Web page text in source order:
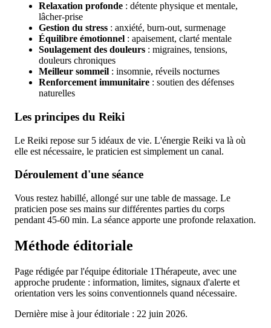
Relaxation profonde : détente physique et mentale,
lâcher-prise
Gestion du stress : anxiété, burn-out, surmenage
Équilibre émotionnel : apaisement, clarté mentale
Soulagement des douleurs : migraines, tensions,
douleurs chroniques
Meilleur sommeil : insomnie, réveils nocturnes
Renforcement immunitaire : soutien des défenses
naturelles
Les principes du Reiki
Le Reiki repose sur 5 idéaux de vie. L'énergie Reiki va là où
elle est nécessaire, le praticien est simplement un canal.
Déroulement d'une séance
Vous restez habillé, allongé sur une table de massage. Le
praticien pose ses mains sur différentes parties du corps
pendant 45-60 min. La séance apporte une profonde relaxation.
Méthode éditoriale
Page rédigée par l'équipe éditoriale 1Thérapeute, avec une
approche prudente : information, limites, signaux d'alerte et
orientation vers les soins conventionnels quand nécessaire.
Dernière mise à jour éditoriale : 22 juin 2026.